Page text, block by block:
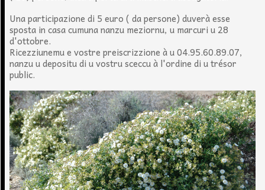
Una participazione di 5 euro ( da persone) duverà esse
sposta in casa cumuna nanzu meziornu, u marcuri u 28
d'ottobre.
Ricezziunemu e vostre preiscrizzione à u 04.95.60.89.07,
nanzu u depositu di u vostru sceccu à l'ordine di u trésor
public.